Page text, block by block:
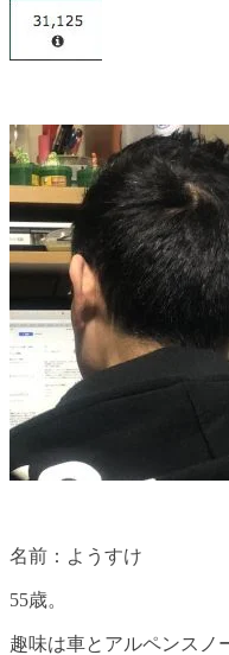
名前：ようすけ
55歳。
趣味は車とアルペンスノ